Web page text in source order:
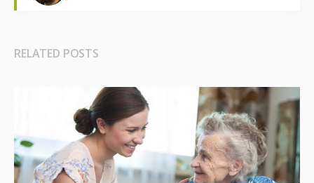
RELATED POSTS